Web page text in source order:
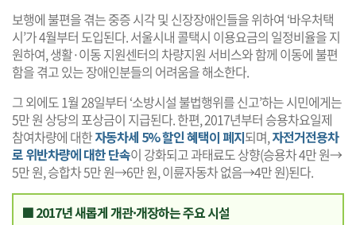
보행에 불편을 겪는 중증 시각 및 신장장애인들을 위하여 ‘바우처택
시’가 4월부터 도입된다. 서울시내 콜택시 이용요금의 일정비율을 지
원하여, 생활·이동 지원센터의 차량지원 서비스와 함께 이동에 불편
함을 겪고 있는 장애인분들의 어려움을 해소한다.
그 외에도 1월 28일부터 ‘소방시설 불법행위를 신고’하는 시민에게는
5만 원 상당의 포상금이 지급된다. 한편, 2017년부터 승용차요일제
참여차량에 대한자동차세 5% 할인 혜택이 폐지되며,자전거전용차
로 위반차량에 대한 단속이 강화되고 과태료도 상향(승용차 4만 원→
5만 원, 승합차 5만 원→6만 원, 이륜자동차 없음→4만 원)된다.
■ 2017년 새롭게 개관·개장하는 주요 시설